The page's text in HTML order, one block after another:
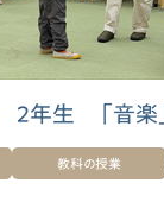
年生 「音楽」
教科の授業